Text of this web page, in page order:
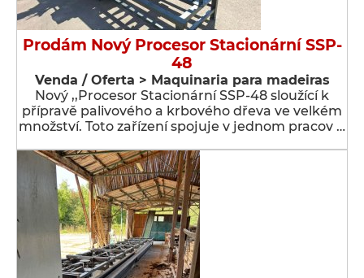
Prodám Nový Procesor Stacionární SSP-
48
Venda / Oferta > Maquinaria para madeiras
Nový ,,Procesor Stacionární SSP-48 sloužící k
přípravě palivového a krbového dřeva ve velkém
množství. Toto zařízení spojuje v jednom pracov …